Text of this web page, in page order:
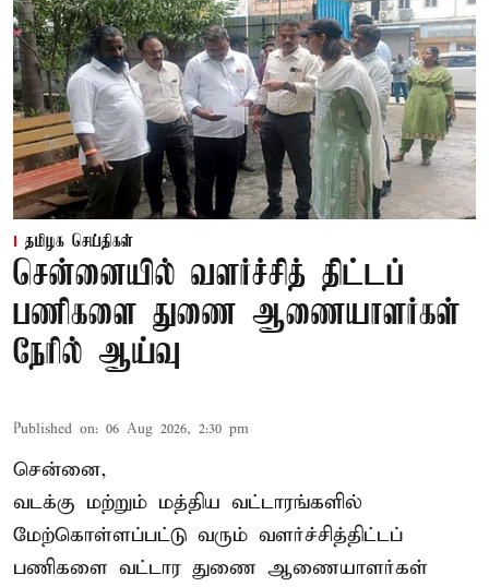
தமிழக செய்திகள்
சென்னையில் வளர்ச்சித் திட்டப்
பணிகளை துணை ஆணையாளர்கள்
நேரில் ஆய்வு
Published on: 06 Aug 2026, 2:30 pm
சென்னை,
வடக்கு மற்றும் மத்திய வட்டாரங்களில்
மேற்கொள்ளப்பட்டு வரும் வளர்ச்சித்திட்டப்
பணிகளை வட்டார துணை ஆணையாளர்கள்